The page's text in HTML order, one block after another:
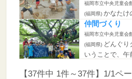
福岡市立中央児童会
(福岡県) かなたけ
方々と一緒に、
仲間づくり
福岡市立中央児童会
(福岡県) どんぐり
いうことで、午
【37件中 1件～37件】1/1ペ